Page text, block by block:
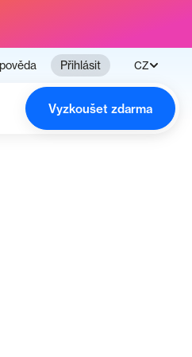
Přihlásit CZ
Vyzkoušet zdarma